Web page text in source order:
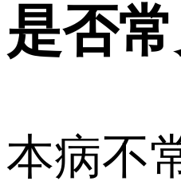
是否
本病不